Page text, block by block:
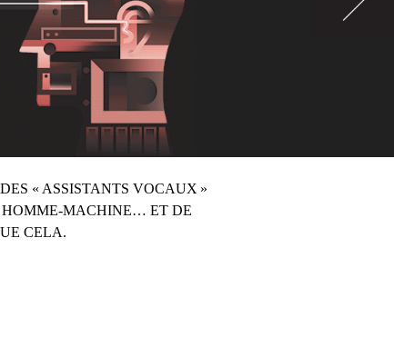
« ASSISTANTS VOCAUX »
HOMME-MACHINE… ET DE
CELA.